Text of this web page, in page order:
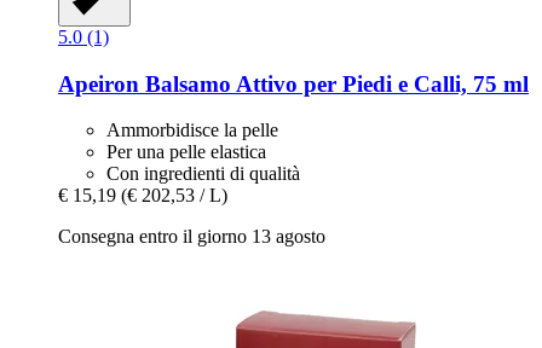
5.0 (1)
Apeiron Balsamo Attivo per Piedi e Calli, 75 ml
Ammorbidisce la pelle
Per una pelle elastica
Con ingredienti di qualità
€ 15,19 (€ 202,53 / L)
Consegna entro il giorno 13 agosto